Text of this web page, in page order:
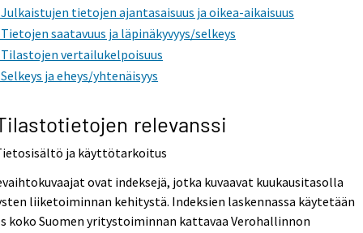
Julkaistujen tietojen ajantasaisuus ja oikea-aikaisuus
Tietojen saatavuus ja läpinäkyvyys/selkeys
Tilastojen vertailukelpoisuus
Selkeys ja eheys/yhtenäisyys
relevanssi
ja käyttötarkoitus
ovat indeksejä, jotka kuvaavat kuukausitasolla
liiketoiminnan kehitystä. Indeksien laskennassa käytetään
koko Suomen yritystoiminnan kattavaa Verohallinnon